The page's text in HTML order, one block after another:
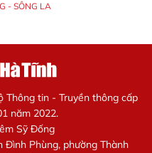
- SÔNG LA
Thông tin - Truyền thông cấp
năm 2022.
Sỹ Đống
Đình Phùng, phường Thành